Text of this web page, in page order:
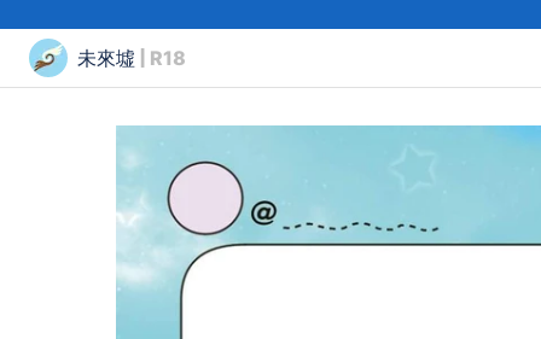
未來墟 | R18